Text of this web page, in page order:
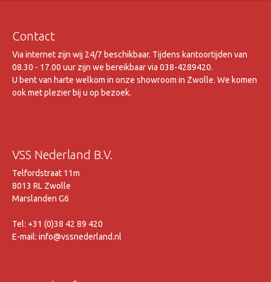
Contact
Via internet zijn wij 24/7 beschikbaar. Tijdens kantoortijden van
08.30 - 17.00 uur zijn we bereikbaar via 038-4289420.
U bent van harte welkom in onze showroom in Zwolle. We komen
ook met plezier bij u op bezoek.
VSS Nederland B.V.
Telfordstraat 11m
8013 RL Zwolle
Marslanden G6
Tel: +31 (0)38 42 89 420
E-mail: info@vssnederland.nl